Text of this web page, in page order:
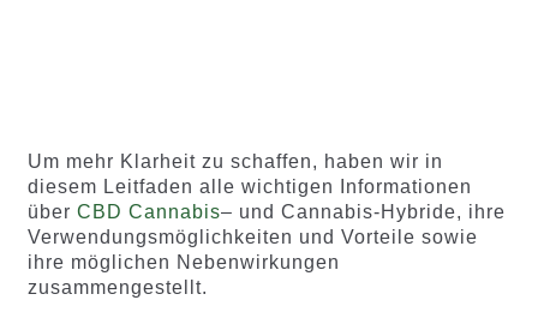
ewertung
en
gen
Um mehr Klarheit zu schaffen, haben wir in
diesem Leitfaden alle wichtigen Informationen
über CBD Cannabis– und Cannabis-Hybride, ihre
Verwendungsmöglichkeiten und Vorteile sowie
ihre möglichen Nebenwirkungen
zusammengestellt.